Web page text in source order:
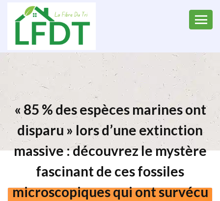
« 85 % des espèces marines ont
disparu » lors d’une extinction
massive : découvrez le mystère
fascinant de ces fossiles
microscopiques qui ont survécu